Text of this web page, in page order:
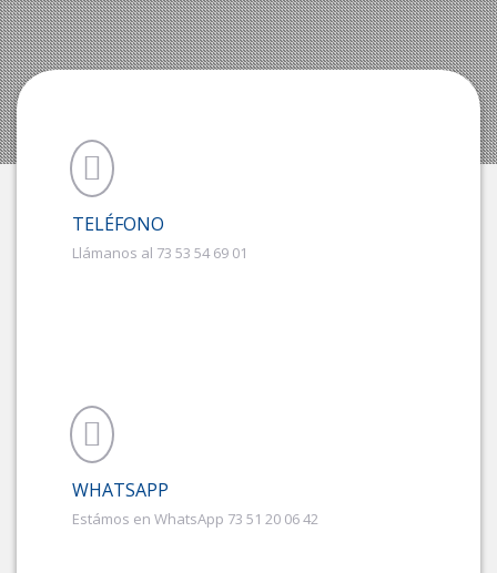
TELÉFONO
Llámanos al 73 53 54 69 01
WHATSAPP
Estámos en WhatsApp 73 51 20 06 42